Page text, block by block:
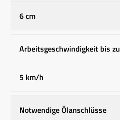
6 cm
Arbeitsgeschwindigkeit bis zu
5 km/h
Notwendige Ölanschlüsse